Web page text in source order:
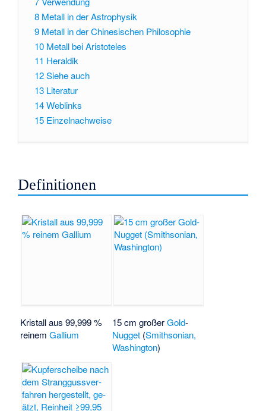
8 Metall in der Astrophysik
9 Metall in der Chinesischen Philosophie
10 Metall bei Aristoteles
11 Heraldik
12Siehe auch
13 Literatur
14Weblinks
15 Einzelnachweise
Definitionen
Kristall aus 99,999 %
reinemGallium
15 cm großerGold-
Nugget (Smithsonian,
Washington)